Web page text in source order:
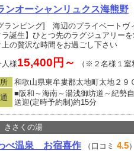
ンオーシャンリュクス海熊野
ランピング] 海辺のプライベートヴ
ラ誕生】ひとつ先のラグジュアリー
上の贅沢な時間をお過ごし下さい
人様15,400円～ （※２名様１室
和歌山県東牟婁郡太地町太地２９
■阪和～海南～湯浅御坊道～紀勢
送迎(定時予約制)約15分
さくの湯
べ温泉 お宿喜作 （口コミ 4.5）